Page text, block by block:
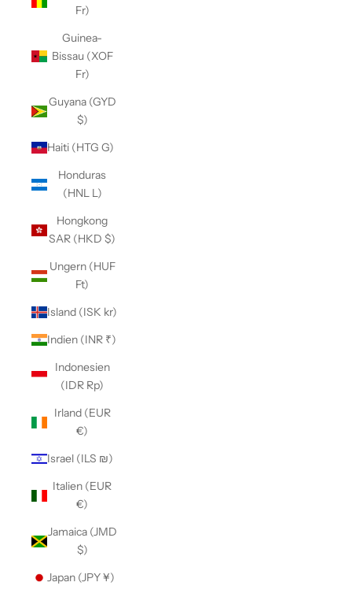
Fr)
Guinea-
Bissau (XOF
Fr)
Guyana (GYD
$)
Haiti (HTG G)
Honduras
(HNL L)
Hongkong
SAR (HKD $)
Ungern (HUF
Ft)
Island (ISK kr)
Indien (INR ₹)
Indonesien
(IDR Rp)
Irland (EUR
€)
Israel (ILS ₪)
Italien (EUR
€)
Jamaica (JMD
$)
Japan (JPY ¥)